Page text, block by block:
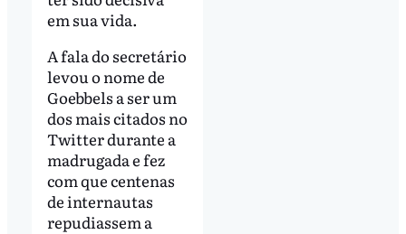
em sua vida.
A fala do secretário
levou o nome de
Goebbels a ser um
dos mais citados no
Twitter durante a
madrugada e fez
com que centenas
de internautas
repudiassem a